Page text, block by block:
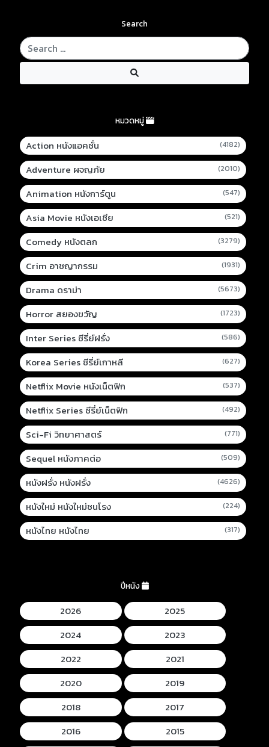
Search
หมวดหมู่
Action หนังแอคชั่น (4182)
Adventure ผจญภัย (2010)
Animation หนังการ์ตูน (547)
Asia Movie หนังเอเชีย (521)
Comedy หนังตลก (3279)
Crim อาชญากรรม (1931)
Drama ดราม่า (5673)
Horror สยองขวัญ (1723)
Inter Series ซีรี่ย์ฝรั่ง (586)
Korea Series ซีรี่ย์เกาหลี (627)
Netflix Movie หนังเน็ตฟิก (537)
Netflix Series ซีรี่ย์เน็ตฟิก (492)
Sci-Fi วิทยาศาสตร์ (771)
Sequel หนังภาคต่อ (509)
หนังฝรั่ง หนังฝรั่ง (4626)
หนังใหม่ หนังใหม่ชนโรง (224)
หนังไทย หนังไทย (317)
ปีหนัง
2026
2025
2024
2023
2022
2021
2020
2019
2018
2017
2016
2015